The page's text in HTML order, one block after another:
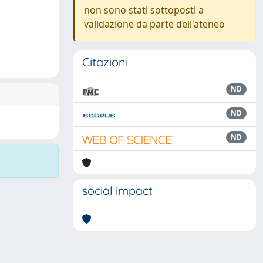
non sono stati sottoposti a
validazione da parte dell'ateneo
Citazioni
ND
ND
ND
social impact